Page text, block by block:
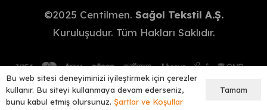
(Instagram/WhatsApp) üzerinden
Ürünühasar görmeyecek şekilde
anlaşma kodu ile en geç3 gün
içinde Yurtiçi Kargo’yla
göndermelisiniz.
Kargo bize ulaştıktan sonra,
©2025 Centilmen. Sağol Tekstil A.Ş.
Kuruluşudur. Tüm Hakları Saklıdır.
Woo356 E-Ticaret Altyapısı İle Hazırlanmıştır.
Bu web sitesi deneyiminizi iyileştirmek için çerezler
kullanır. Bu siteyi kullanmaya devam ederseniz,
bunu kabul etmiş olursunuz. Şartlar ve Koşullar
Tamam